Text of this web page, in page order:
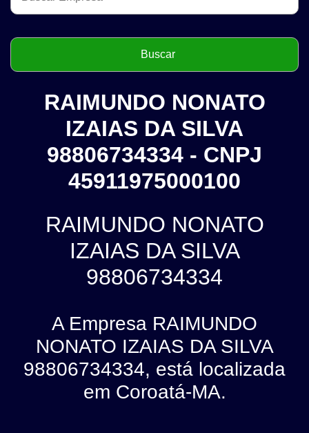
RAIMUNDO NONATO
IZAIAS DA SILVA
98806734334 - CNPJ
45911975000100
RAIMUNDO NONATO
IZAIAS DA SILVA
98806734334
A Empresa RAIMUNDO
NONATO IZAIAS DA SILVA
98806734334, está localizada
em Coroatá-MA.